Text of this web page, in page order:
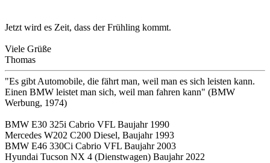
Jetzt wird es Zeit, dass der Frühling kommt.
Viele Grüße
Thomas
"Es gibt Automobile, die fährt man, weil man es sich leisten kann.
Einen BMW leistet man sich, weil man fahren kann" (BMW
Werbung, 1974)
BMW E30 325i Cabrio VFL Baujahr 1990
Mercedes W202 C200 Diesel, Baujahr 1993
BMW E46 330Ci Cabrio VFL Baujahr 2003
Hyundai Tucson NX 4 (Dienstwagen) Baujahr 2022